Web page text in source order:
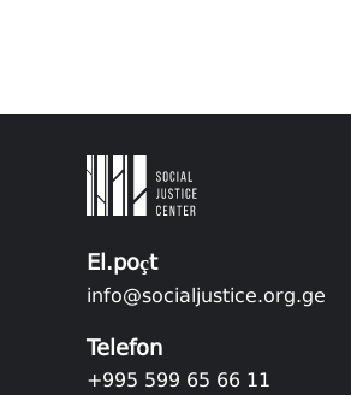
El.poçt
info@socialjustice.org.ge
Telefon
+995 599 65 66 11